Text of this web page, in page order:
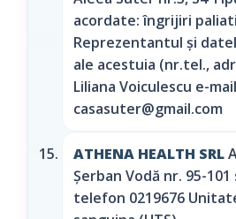
acordate: îngrijiri
Reprezentantul și
ale acestuia (nr.tel.,
Liliana Voiculescu e-
casasuter@gmail.com
ATHENA HEALTH SRL
Şerban Vodă nr. 95-
telefon 0219676